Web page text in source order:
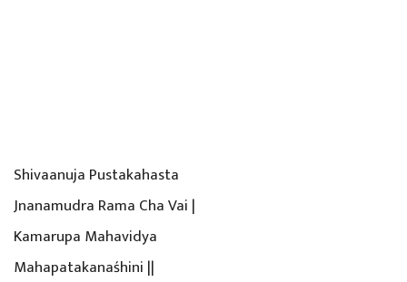
Shivaanuja Pustakahasta
Jnanamudra Rama Cha Vai |
Kamarupa Mahavidya
Mahapatakanaśhini ||